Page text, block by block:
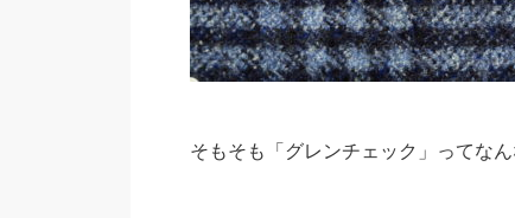
そもそも「グレンチェック」ってな